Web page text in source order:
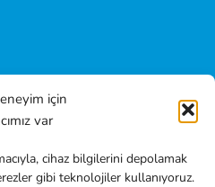
için
var
cihaz bilgilerini depolamak
gibi teknolojiler kullanıyoruz.